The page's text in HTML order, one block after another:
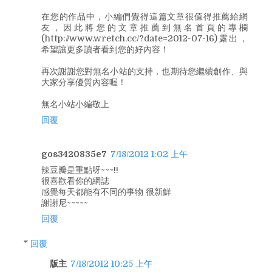
在您的作品中，小編們覺得這篇文章很值得推薦給網
友，因此將您的文章推薦到無名首頁的專欄
(http://www.wretch.cc/?date=2012-07-16)露出，
希望讓更多讀者看到您的好內容！
再次謝謝您對無名小站的支持，也期待您繼續創作、與
大家分享優質內容喔！
無名小站小編敬上
回覆
gos3420835e7 7/18/2012 1:02 上午
辣豆瓣是重點呀~~~!!
很喜歡看你的網誌
感覺每天都能有不同的事物 很新鮮
謝謝尼~~~~~
回覆
回覆
版主 7/18/2012 10:25 上午